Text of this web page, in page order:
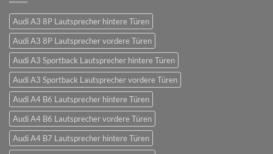
Audi A3 8P Lautsprecher hintere Türen
Audi A3 8P Lautsprecher vordere Türen
Audi A3 Sportback Lautsprecher hintere Türen
Audi A3 Sportback Lautsprecher vordere Türen
Audi A4 B6 Lautsprecher hintere Türen
Audi A4 B6 Lautsprecher vordere Türen
Audi A4 B7 Lautsprecher hintere Türen